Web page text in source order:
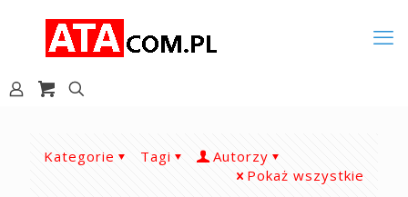
Kategorie Tagi
Autorzy
Pokaż wszystkie